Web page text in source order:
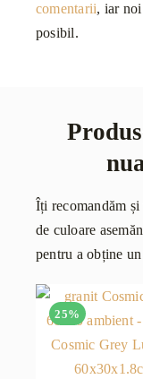
comentarii, iar
posibil.
Îți recomandăm și
de culoare
pentru a obține
25%